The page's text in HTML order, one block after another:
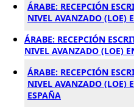
ÁRABE: RECEPCIÓN
NIVEL AVANZADO (LOE)
ÁRABE: RECEPCIÓN
NIVEL AVANZADO (LOE)
ÁRABE: RECEPCIÓN
NIVEL AVANZADO (LOE)
ESPAÑA